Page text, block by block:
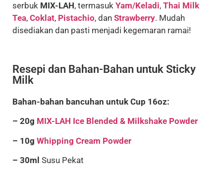
serbuk MIX-LAH, termasuk Yam/Keladi, Thai Milk
Tea, Coklat, Pistachio, dan Strawberry. Mudah
disediakan dan pasti menjadi kegemaran ramai!
Resepi dan Bahan-Bahan untuk Sticky
Milk
Bahan-bahan bancuhan untuk Cup 16oz:
– 20g MIX-LAH Ice Blended & Milkshake Powder
– 10g Whipping Cream Powder
– 30ml Susu Pekat